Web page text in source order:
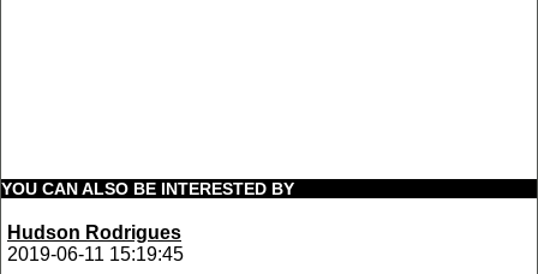
YOU CAN ALSO BE INTERESTED BY
Hudson Rodrigues
2019-06-11 15:19:45